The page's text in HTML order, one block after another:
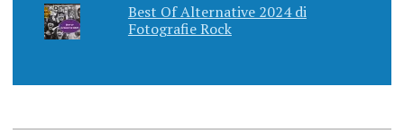
Best Of Alternative 2024 di
Fotografie Rock